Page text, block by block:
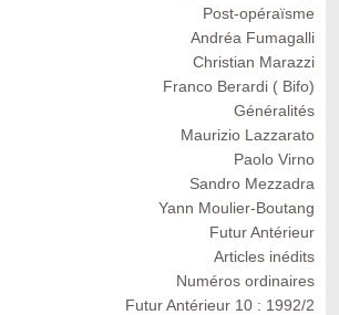
Post-opéraïsme
Andréa Fumagalli
Christian Marazzi
Franco Berardi ( Bifo)
Généralités
Maurizio Lazzarato
Paolo Virno
Sandro Mezzadra
Yann Moulier-Boutang
Futur Antérieur
Articles inédits
Numéros ordinaires
Futur Antérieur 10 : 1992/2